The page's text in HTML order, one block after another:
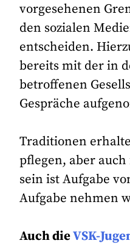
vorgesehenen
den sozialen
entscheiden.
bereits mit der in
betroffenen
Gespräche
Traditionen
pflegen, aber
sein ist Aufgabe
Aufgabe nehmen
Auch dieVSK-